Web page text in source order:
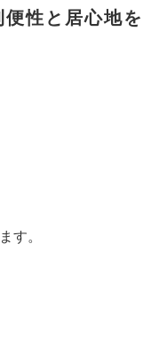
性と居心地を
す。